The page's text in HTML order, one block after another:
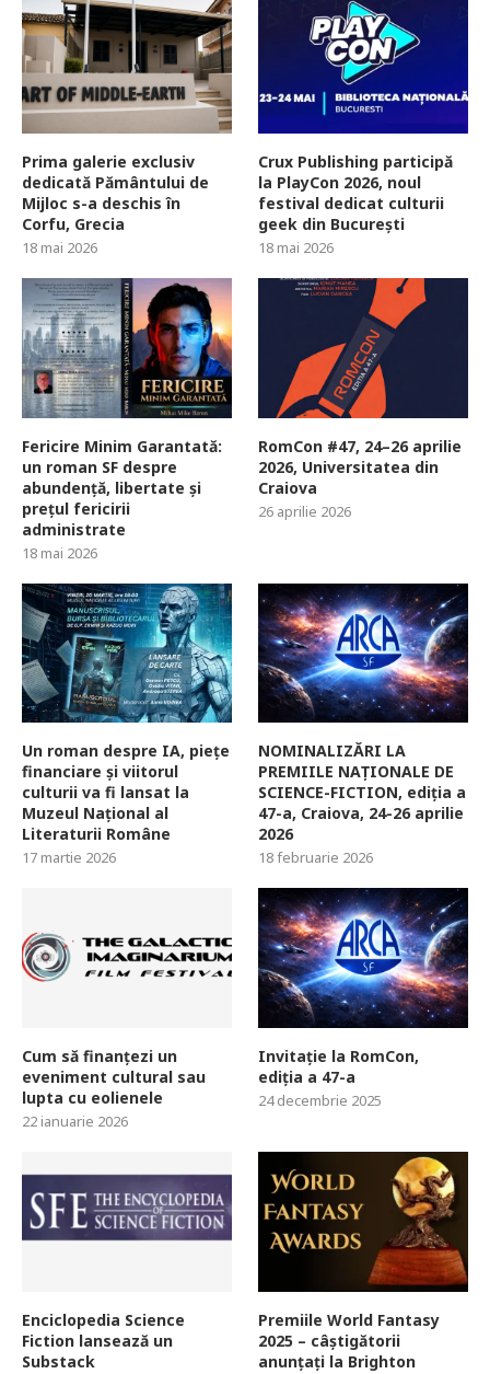
Prima galerie exclusiv
dedicată Pământului de
Mijloc s-a deschis în
Corfu, Grecia
18 mai 2026
Crux Publishing participă
la PlayCon 2026, noul
festival dedicat culturii
geek din București
18 mai 2026
Fericire Minim Garantată:
un roman SF despre
abundență, libertate și
prețul fericirii
administrate
18 mai 2026
RomCon #47, 24–26 aprilie
2026, Universitatea din
Craiova
26 aprilie 2026
Un roman despre IA, piețe
financiare și viitorul
culturii va fi lansat la
Muzeul Național al
Literaturii Române
17 martie 2026
NOMINALIZĂRI LA
PREMIILE NAȚIONALE DE
SCIENCE-FICTION, ediția a
47-a, Craiova, 24-26 aprilie
2026
18 februarie 2026
Cum să finanțezi un
eveniment cultural sau
lupta cu eolienele
22 ianuarie 2026
Invitație la RomCon,
ediția a 47-a
24 decembrie 2025
Enciclopedia Science
Fiction lansează un
Substack
Premiile World Fantasy
2025 – câștigătorii
anunțați la Brighton